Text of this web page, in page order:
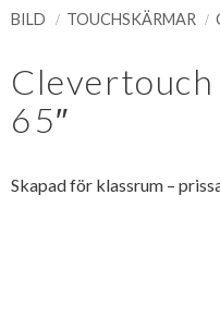
BILD TOUCHSKÄRMAR
Clevertouch
65″
Skapad för klassrum –